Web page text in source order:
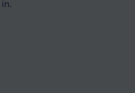
in.